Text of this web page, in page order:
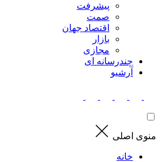
پیشرفت
صمت
اقتصاد جهان
بازار
مجازی
چندرسانه ای
آرشیو
منوی اصلی
خانه